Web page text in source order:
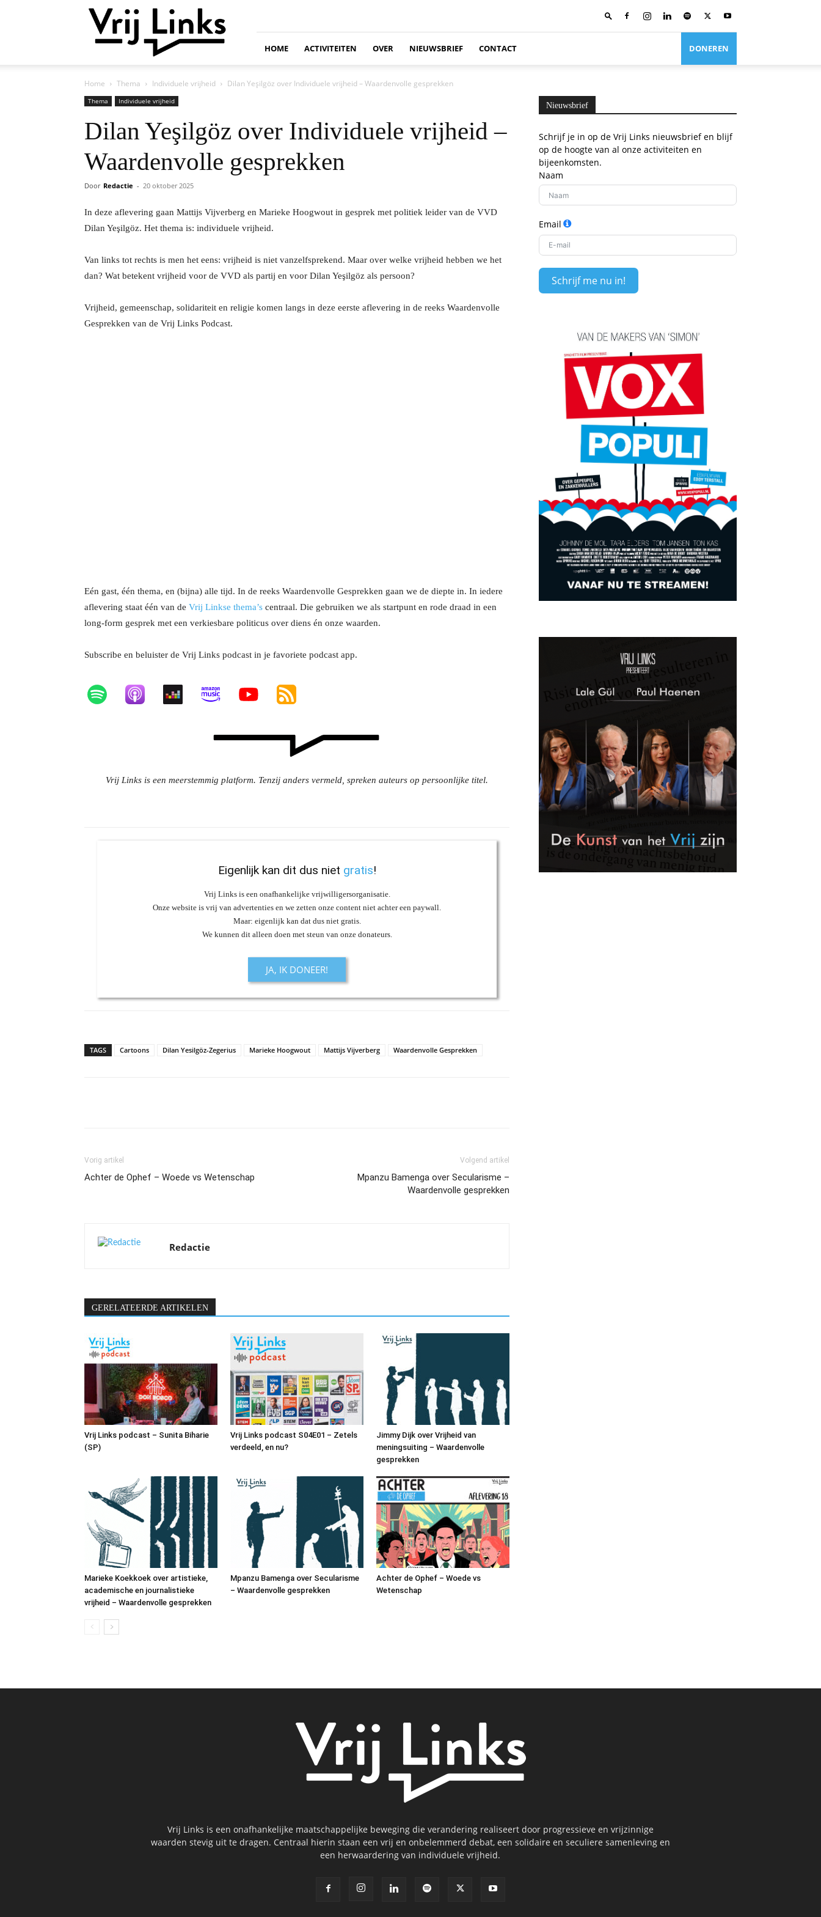
Vrij
Links
HOME ACTIVITEITEN OVER NIEUWSBRIEF CONTACT DONEREN
Home Thema Individuele vrijheid Dilan Yeşilgöz over Individuele vrijheid – Waardenvolle gesprekken
Thema Individuele vrijheid
Dilan Yeşilgöz over Individuele vrijheid –
Waardenvolle gesprekken
Door Redactie - 20 oktober 2025
In deze aflevering gaan Mattijs Vijverberg en Marieke Hoogwout in gesprek met politiek leider van de VVD
Dilan Yeşilgöz. Het thema is: individuele vrijheid.
Van links tot rechts is men het eens: vrijheid is niet vanzelfsprekend. Maar over welke vrijheid hebben we het
dan? Wat betekent vrijheid voor de VVD als partij en voor Dilan Yeşilgöz als persoon?
Vrijheid, gemeenschap, solidariteit en religie komen langs in deze eerste aflevering in de reeks Waardenvolle
Gesprekken van de Vrij Links Podcast.
Eén gast, één thema, en (bijna) alle tijd. In de reeks Waardenvolle Gesprekken gaan we de diepte in. In iedere
aflevering staat één van de Vrij Linkse thema’s centraal. Die gebruiken we als startpunt en rode draad in een
long-form gesprek met een verkiesbare politicus over diens én onze waarden.
Subscribe en beluister de Vrij Links podcast in je favoriete podcast app.
Vrij Links is een meerstemmig platform. Tenzij anders vermeld, spreken auteurs op persoonlijke titel.
Eigenlijk kan dit dus niet gratis!
Vrij Links is een onafhankelijke vrijwilligersorganisatie.
Onze website is vrij van advertenties en we zetten onze content niet achter een paywall.
Maar: eigenlijk kan dat dus niet gratis.
We kunnen dit alleen doen met steun van onze donateurs.
JA, IK DONEER!
TAGS Cartoons Dilan Yesilgöz-Zegerius Marieke Hoogwout Mattijs Vijverberg Waardenvolle Gesprekken
Vorig artikel
Achter de Ophef – Woede vs Wetenschap
Volgend artikel
Mpanzu Bamenga over Secularisme –
Waardenvolle gesprekken
Redactie
GERELATEERDE ARTIKELEN
Vrij Links podcast – Sunita Biharie
(SP)
Vrij Links podcast S04E01 – Zetels
verdeeld, en nu?
Jimmy Dijk over Vrijheid van
meningsuiting – Waardenvolle
gesprekken
Marieke Koekkoek over artistieke,
academische en journalistieke
vrijheid – Waardenvolle gesprekken
Mpanzu Bamenga over Secularisme
– Waardenvolle gesprekken
Achter de Ophef – Woede vs
Wetenschap
Nieuwsbrief
Schrijf je in op de Vrij Links nieuwsbrief en blijf
op de hoogte van al onze activiteiten en
bijeenkomsten.
Naam
Email
Schrijf me nu in!
Vrij Links is een onafhankelijke maatschappelijke beweging die verandering realiseert door progressieve en vrijzinnige
waarden stevig uit te dragen. Centraal hierin staan een vrij en onbelemmerd debat, een solidaire en seculiere samenleving en
een herwaardering van individuele vrijheid.